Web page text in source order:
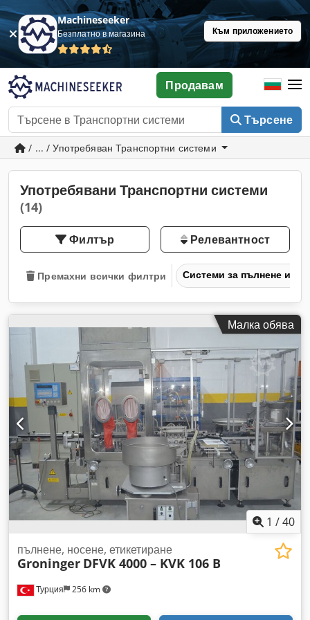
Machineseeker
Безплатно в магазина Към приложението
Търсене
Продавам
/ ... / Употребяван Транспортни системи
Употребявани Транспортни системи
(14)
Филтър Релевантност
Премахни всички филтри Системи за пълнене и
Малка обява
1 /40
Турция 256 km
пълнене, носене, етикетиране
Groninger DFVK 4000 – KVK 106 B